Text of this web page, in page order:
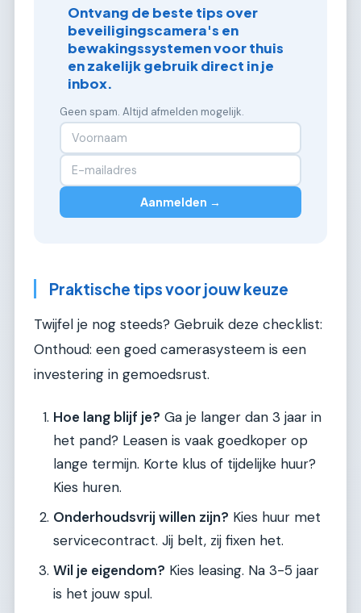
Ontvang de beste tips over
beveiligingscamera's en
bewakingssystemen voor thuis
en zakelijk gebruik direct in je
inbox.
Geen spam. Altijd afmelden mogelijk.
Aanmelden →
Praktische tips voor jouw keuze
Twijfel je nog steeds? Gebruik deze checklist:
Onthoud: een goed camerasysteem is een
investering in gemoedsrust.
Hoe lang blijf je? Ga je langer dan 3 jaar in
het pand? Leasen is vaak goedkoper op
lange termijn. Korte klus of tijdelijke huur?
Kies huren.
Onderhoudsvrij willen zijn? Kies huur met
servicecontract. Jij belt, zij fixen het.
Wil je eigendom? Kies leasing. Na 3-5 jaar
is het jouw spul.